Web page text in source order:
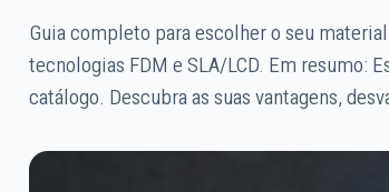
Guia completo para escolher o seu
tecnologias FDM e SLA/LCD. Em resumo:
catálogo. Descubra as suas vantagens,